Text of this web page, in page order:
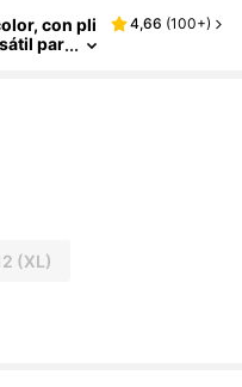
con pli
par
4,66 (100+)
(XL)